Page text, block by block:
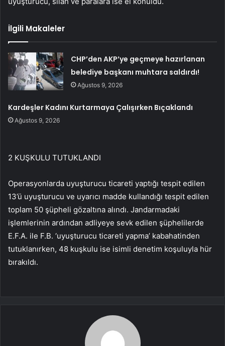
İlgili Makaleler
CHP’den AKP’ye geçmeye hazırlanan
belediye başkanı muhtara saldırdı!
Ağustos 9, 2026
Kardeşler Kadını Kurtarmaya Çalışırken Bıçaklandı
Ağustos 9, 2026
2 KUŞKULU TUTUKLANDI
Operasyonlarda uyuşturucu ticareti yaptığı tespit edilen
13’ü uyuşturucu ve uyarıcı madde kullandığı tespit edilen
toplam 50 şüpheli gözaltına alındı. Jandarmadaki
işlemlerinin ardından adliyeye sevk edilen şüphelilerde
E.F.A. ile F.B. ‘uyuşturucu ticareti yapma’ kabahatinden
tutuklanırken, 48 kuşkulu ise isimli denetim koşuluyla hür
bırakıldı.